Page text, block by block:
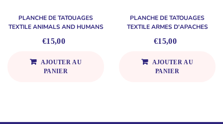
PLANCHE DE TATOUAGES
TEXTILE ANIMALS AND HUMANS
€15,00
AJOUTER AU
PANIER
PLANCHE DE TATOUAGES
TEXTILE ARMES D'APACHES
€15,00
AJOUTER AU
PANIER